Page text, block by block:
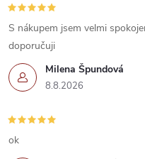
c
í
p
r
v
k
Milena Špundová
8.8.2026
S nákupem jsem velmi
doporučuji
ok